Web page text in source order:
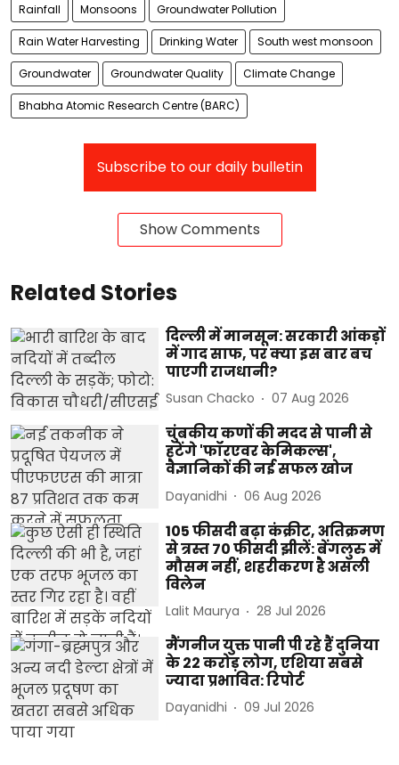
Rainfall Monsoons Groundwater Pollution
Rain Water Harvesting Drinking Water South west monsoon
Groundwater Groundwater Quality Climate Change
Bhabha Atomic Research Centre (BARC)
Subscribe to our daily bulletin
Show Comments
Related Stories
दिल्ली में मानसून: सरकारी आंकड़ों
में गाद साफ, पर क्या इस बार बच
पाएगी राजधानी?
Susan Chacko 07 Aug 2026
चुंबकीय कणों की मदद से पानी से
हटेंगे 'फॉरएवर केमिकल्स',
वैज्ञानिकों की नई सफल खोज
Dayanidhi 06 Aug 2026
105 फीसदी बढ़ा कंक्रीट, अतिक्रमण
से त्रस्त 70 फीसदी झीलें: बेंगलुरु में
मौसम नहीं, शहरीकरण है असली
विलेन
Lalit Maurya 28 Jul 2026
मैंगनीज युक्त पानी पी रहे हैं दुनिया
के 22 करोड़ लोग, एशिया सबसे
ज्यादा प्रभावित: रिपोर्ट
Dayanidhi 09 Jul 2026